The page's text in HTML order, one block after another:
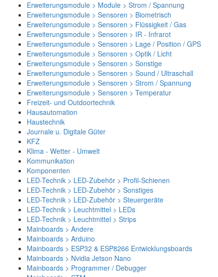
Erweiterungsmodule > Module > Strom / Spannung
Erweiterungsmodule > Sensoren > Biometrisch
Erweiterungsmodule > Sensoren > Flüssigkeit / Gas
Erweiterungsmodule > Sensoren > IR - Infrarot
Erweiterungsmodule > Sensoren > Lage / Position / GPS
Erweiterungsmodule > Sensoren > Optik / Licht
Erweiterungsmodule > Sensoren > Sonstige
Erweiterungsmodule > Sensoren > Sound / Ultraschall
Erweiterungsmodule > Sensoren > Strom / Spannung
Erweiterungsmodule > Sensoren > Temperatur
Freizeit- und Outdoortechnik
Hausautomation
Haustechnik
Journale u. Digitale Güter
KFZ
Klima - Wetter - Umwelt
Kommunikation
Komponenten
LED-Technik > LED-Zubehör > Profil-Schienen
LED-Technik > LED-Zubehör > Sonstiges
LED-Technik > LED-Zubehör > Steuergeräte
LED-Technik > Leuchtmittel > LEDs
LED-Technik > Leuchtmittel > Strips
Mainboards > Andere
Mainboards > Arduino
Mainboards > ESP32 & ESP8266 Entwicklungsboards
Mainboards > Nvidia Jetson Nano
Mainboards > Programmer / Debugger